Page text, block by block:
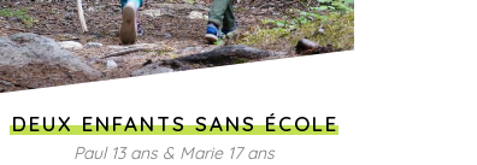
DEUX ENFANTS SANS ÉCOLE
Paul 13 ans & Marie 17 ans